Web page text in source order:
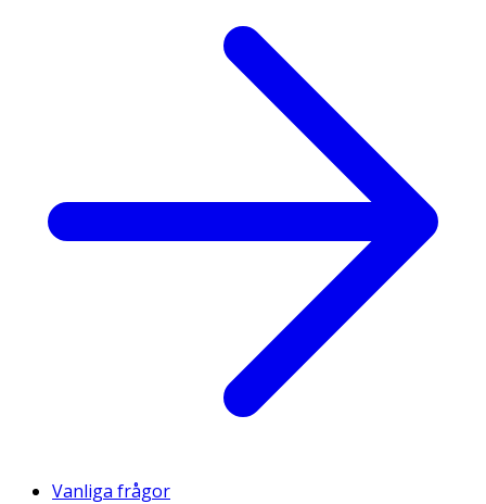
Vanliga frågor